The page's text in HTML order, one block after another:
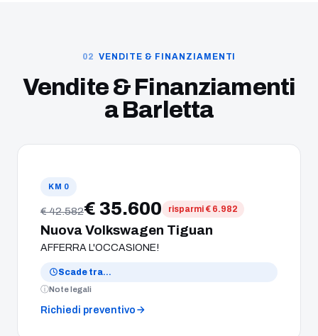
VENDITE & FINANZIAMENTI
Vendite & Finanziamenti
aBarletta
KM 0
€ 42.582€ 35.600 risparmi € 6.982
Nuova Volkswagen Tiguan
AFFERRA L'OCCASIONE!
Scade tra…
Note legali
Richiedi preventivo